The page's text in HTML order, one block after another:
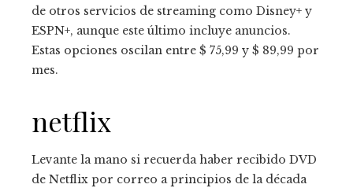
de otros servicios de streaming como Disney+ y
ESPN+, aunque este último incluye anuncios.
Estas opciones oscilan entre $ 75,99 y $ 89,99 por
mes.
netflix
Levante la mano si recuerda haber recibido DVD
de Netflix por correo a principios de la década